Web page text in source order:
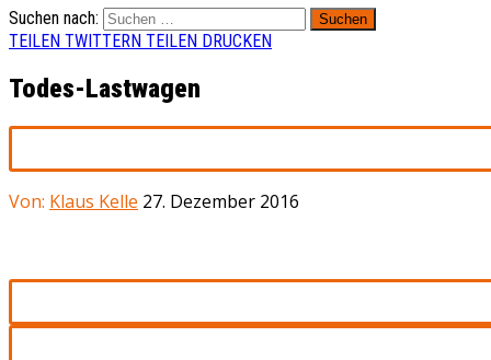
Suchen nach:
TEILEN TWITTERN TEILEN DRUCKEN
Todes-Lastwagen
Von: Klaus Kelle 27. Dezember 2016